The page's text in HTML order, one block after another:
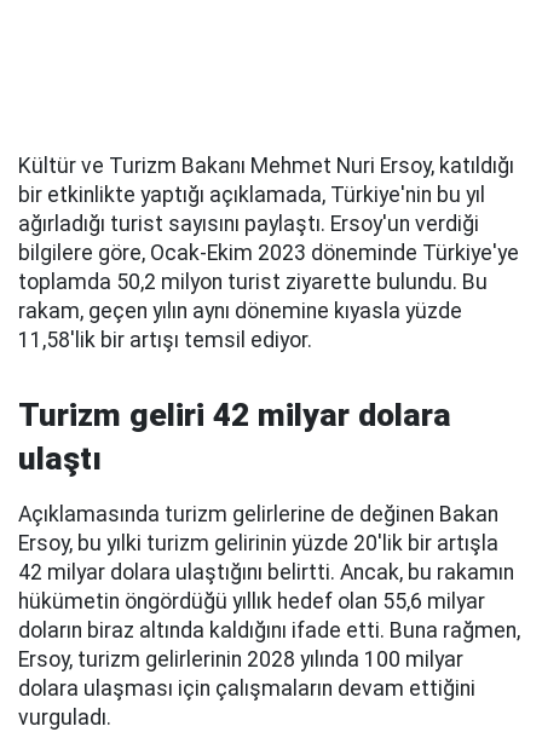
Kültür ve Turizm Bakanı Mehmet Nuri Ersoy, katıldığı
bir etkinlikte yaptığı açıklamada, Türkiye'nin bu yıl
ağırladığı turist sayısını paylaştı. Ersoy'un verdiği
bilgilere göre, Ocak-Ekim 2023 döneminde Türkiye'ye
toplamda 50,2 milyon turist ziyarette bulundu. Bu
rakam, geçen yılın aynı dönemine kıyasla yüzde
11,58'lik bir artışı temsil ediyor.
Turizm geliri 42 milyar dolara
ulaştı
Açıklamasında turizm gelirlerine de değinen Bakan
Ersoy, bu yılki turizm gelirinin yüzde 20'lik bir artışla
42 milyar dolara ulaştığını belirtti. Ancak, bu rakamın
hükümetin öngördüğü yıllık hedef olan 55,6 milyar
doların biraz altında kaldığını ifade etti. Buna rağmen,
Ersoy, turizm gelirlerinin 2028 yılında 100 milyar
dolara ulaşması için çalışmaların devam ettiğini
vurguladı.